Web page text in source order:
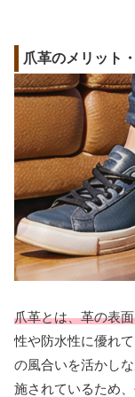
爪革のメリット
爪革とは、革の表
性や防水性に優れ
の風合いを活かし
施されているため